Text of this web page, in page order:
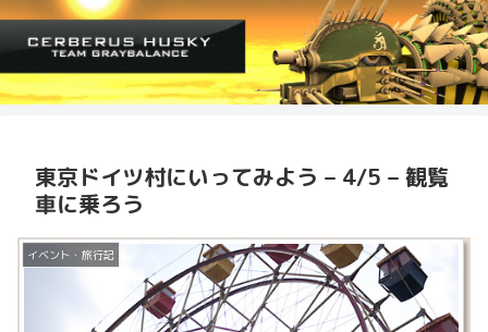
東京ドイツ村にいってみよう – 4/5 – 観覧
車に乗ろう
イベント・旅行記